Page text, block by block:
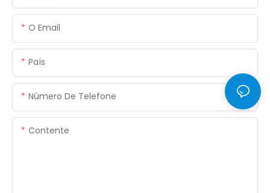
O Email
País
Número De Telefone
Contente